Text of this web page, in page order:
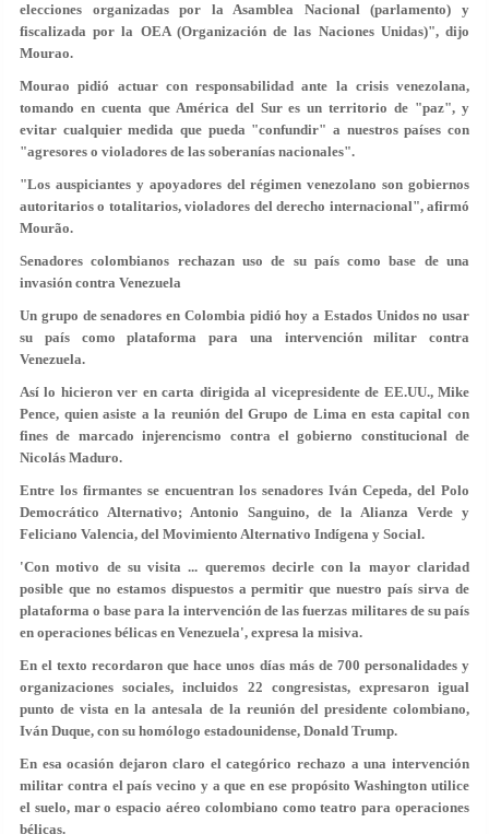
elecciones organizadas por la Asamblea Nacional (parlamento) y
fiscalizada por la OEA (Organización de las Naciones Unidas)", dijo
Mourao.
Mourao pidió actuar con responsabilidad ante la crisis venezolana,
tomando en cuenta que América del Sur es un territorio de "paz", y
evitar cualquier medida que pueda "confundir" a nuestros países con
"agresores o violadores de las soberanías nacionales".
"Los auspiciantes y apoyadores del régimen venezolano son gobiernos
autoritarios o totalitarios, violadores del derecho internacional", afirmó
Mourão.
Senadores colombianos rechazan uso de su país como base de una
invasión contra Venezuela
Un grupo de senadores en Colombia pidió hoy a Estados Unidos no usar
su país como plataforma para una intervención militar contra
Venezuela.
Así lo hicieron ver en carta dirigida al vicepresidente de EE.UU., Mike
Pence, quien asiste a la reunión del Grupo de Lima en esta capital con
fines de marcado injerencismo contra el gobierno constitucional de
Nicolás Maduro.
Entre los firmantes se encuentran los senadores Iván Cepeda, del Polo
Democrático Alternativo; Antonio Sanguino, de la Alianza Verde y
Feliciano Valencia, del Movimiento Alternativo Indígena y Social.
'Con motivo de su visita ... queremos decirle con la mayor claridad
posible que no estamos dispuestos a permitir que nuestro país sirva de
plataforma o base para la intervención de las fuerzas militares de su país
en operaciones bélicas en Venezuela', expresa la misiva.
En el texto recordaron que hace unos días más de 700 personalidades y
organizaciones sociales, incluidos 22 congresistas, expresaron igual
punto de vista en la antesala de la reunión del presidente colombiano,
Iván Duque, con su homólogo estadounidense, Donald Trump.
En esa ocasión dejaron claro el categórico rechazo a una intervención
militar contra el país vecino y a que en ese propósito Washington utilice
el suelo, mar o espacio aéreo colombiano como teatro para operaciones
bélicas.